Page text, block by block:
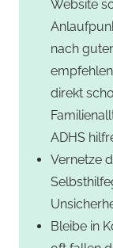
Website
nach
direkt
ADHS
Vernetze
Bleibe in